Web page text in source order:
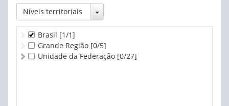
Níveis territoriais Toggle Dropdown
Brasil [1/1]
Grande Região [0/5]
Unidade da Federação [0/27]